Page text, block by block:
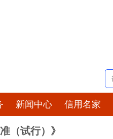
新闻中心 信用名家
（试行）》